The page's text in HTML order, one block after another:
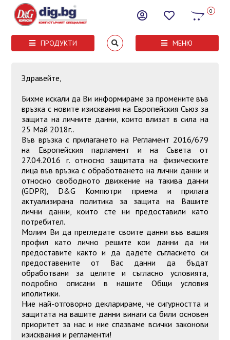
0
ПРОДУКТИ МЕНЮ
Здравейте,
Бихме искали да Ви информираме за промените във
връзка с новите изисквания на Европейския Съюз за
защита на личните данни, които влизат в сила на
25 Май 2018г..
Във връзка с прилагането на Регламент 2016/679
на Европейския парламент и на Съвета от
27.04.2016 г. относно защитата на физическите
лица във връзка с обработването на лични данни и
относно свободното движение на такива данни
(GDPR), D&G Компютри приема и прилага
актуализирана политика за защита на Вашите
лични данни, които сте ни предоставили като
потребител.
Молим Ви да прегледате своите данни във вашия
профил като лично решите кои данни да ни
предоставите както и да дадете съгласието си
предоставените от Вас данни да бъдат
обработвани за целите и съгласно условията,
подробно описани в нашите Общи условия
иполитики.
Ние най-отговорно декларираме, че сигурността и
защитата на вашите данни винаги са били основен
приоритет за нас и ние спазваме всички законови
изисквания и регламенти!